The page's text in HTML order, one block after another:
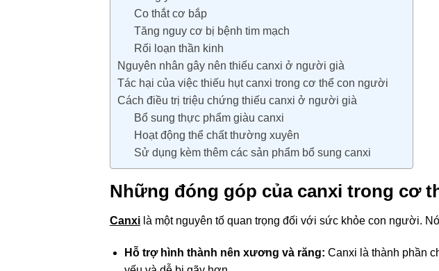
Co thắt cơ bắp
Tăng nguy cơ bị bệnh tim mạch
Rối loạn thần kinh
Nguyên nhân gây nên thiếu canxi ở người già
Tác hại của việc thiếu hụt canxi trong cơ thể con người
Cách điều trị triệu chứng thiếu canxi ở người già
Bổ sung thực phẩm giàu canxi
Hoạt động thể chất thường xuyên
Sử dụng kèm thêm các sản phẩm bổ sung canxi
Những đóng góp của canxi trong cơ
Canxilà một nguyên tố quan trọng đối với sức khỏe con người.
Hỗ trợ hình thành nên xương và răng: Canxi là thành phần